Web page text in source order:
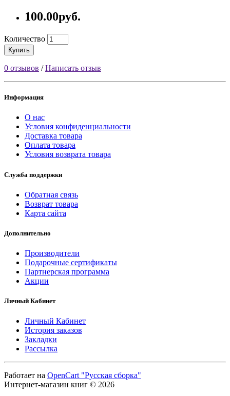
100.00руб.
Количество
Купить
0 отзывов /Написать отзыв
Информация
О нас
Условия конфиденциальности
Доставка товара
Оплата товара
Условия возврата товара
Служба поддержки
Обратная связь
Возврат товара
Карта сайта
Дополнительно
Производители
Подарочные сертификаты
Партнерская программа
Акции
Личный Кабинет
Личный Кабинет
История заказов
Закладки
Рассылка
Работает на OpenCart "Русская сборка"
Интернет-магазин книг © 2026